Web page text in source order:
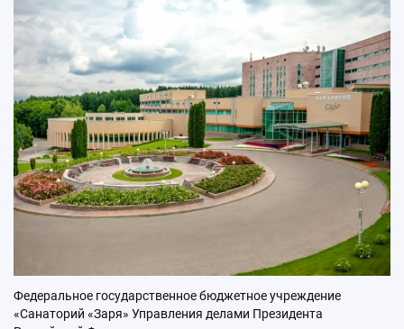
Федеральное государственное бюджетное учреждение
«Санаторий «Заря» Управления делами Президента